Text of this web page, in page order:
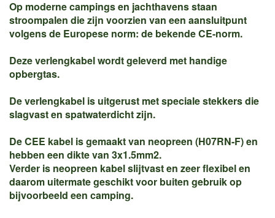
Op moderne campings en jachthavens staan
stroompalen die zijn voorzien van een aansluitpunt
volgens de Europese norm: de bekende CE-norm.
Deze verlengkabel wordt geleverd met handige
opbergtas.
De verlengkabel is uitgerust met speciale stekkers die
slagvast en spatwaterdicht zijn.
De CEE kabel is gemaakt van neopreen (H07RN-F) en
hebben een dikte van 3x1.5mm2.
Verder is neopreen kabel slijtvast en zeer flexibel en
daarom uitermate geschikt voor buiten gebruik op
bijvoorbeeld een camping.